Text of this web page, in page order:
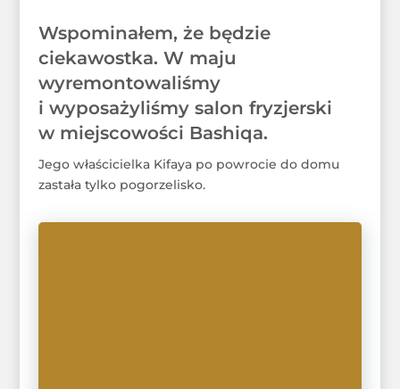
Wspominałem, że będzie
ciekawostka. W maju
wyremontowaliśmy
i wyposażyliśmy salon fryzjerski
w miejscowości Bashiqa.
Jego właścicielka Kifaya po powrocie do domu
zastała tylko pogorzelisko.